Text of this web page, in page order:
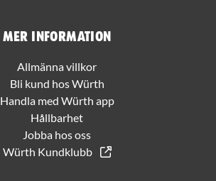
Mer information
Allmänna villkor
Bli kund hos Würth
Handla med Würth app
Hållbarhet
Jobba hos oss
Würth Kundklubb